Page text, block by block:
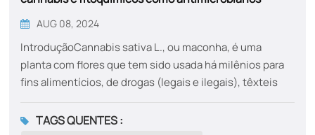
AUG 08, 2024
IntroduçãoCannabis sativa L., ou maconha, é uma
planta com flores que tem sido usada há milênios para
fins alimentícios, de drogas (legais e ilegais), têxteis
seletivo resultou em inúmeras cepas de C. sativa
TAGS QUENTES :